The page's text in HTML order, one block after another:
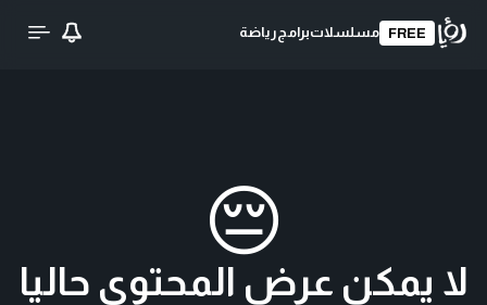
FREE مسلسلاتبرامج رياضة
😔
لا يمكن عرض المحتوى حاليا